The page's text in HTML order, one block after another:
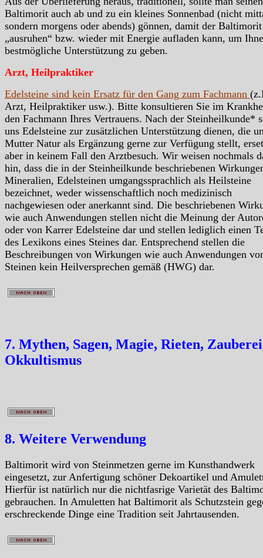
Baltimorit auch ab und zu ein kleines Sonnenbad (nicht
sondern morgens oder abends) gönnen, damit der
„ausruhen“ bzw. wieder mit Energie aufladen kann, um
bestmögliche Unterstützung zu geben.
Arzt, Heilpraktiker
Edelsteine sind kein Ersatz für den Gang zum Fachmann
Arzt, Heilpraktiker usw.). Bitte konsultieren Sie im
den Fachmann Ihres Vertrauens. Nach der Steinheilkunde*
uns Edelsteine zur zusätzlichen Unterstützung dienen, die
Mutter Natur als Ergänzung gerne zur Verfügung stellt,
aber in keinem Fall den Arztbesuch. Wir weisen nochmals
hin, dass die in der Steinheilkunde beschriebenen
Mineralien, Edelsteinen umgangssprachlich als Heilsteine
bezeichnet, weder wissenschaftlich noch medizinisch
nachgewiesen oder anerkannt sind. Die beschriebenen
wie auch Anwendungen stellen nicht die Meinung der
oder von Karrer Edelsteine dar und stellen lediglich einen
des Lexikons eines Steines dar. Entsprechend stellen die
Beschreibungen von Wirkungen wie auch Anwendungen
Steinen kein Heilversprechen gemäß (HWG) dar.
7. Mythen, Sagen, Magie, Rieten,
Okkultismus
8. Weitere Verwendung
Baltimorit wird von Steinmetzen gerne im Kunsthandwerk
eingesetzt, zur Anfertigung schöner Dekoartikel und
Hierfür ist natürlich nur die nichtfasrige Varietät des
gebrauchen. In Amuletten hat Baltimorit als Schutzstein
erschreckende Dinge eine Tradition seit Jahrtausenden.